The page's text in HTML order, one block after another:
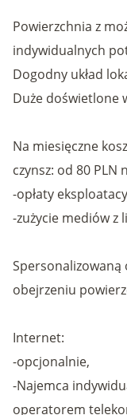
Powierzchnia z
indywidualnych
Dogodny układ
Duże doświetlone
Na miesięczne
czynsz: od 80 PLN
-opłaty
-zużycie mediów z
obejrzeniu
Internet:
-opcjonalnie,
-Najemca
operatorem